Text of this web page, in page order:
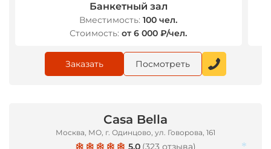
Банкетный зал
Вместимость: 100 чел.
Стоимость: от 6 000 ₽/чел.
Заказать Посмотреть
Casa Bella
Москва, МО, г. Одинцово, ул. Говорова, 161
5.0 (323 отзыва)
*